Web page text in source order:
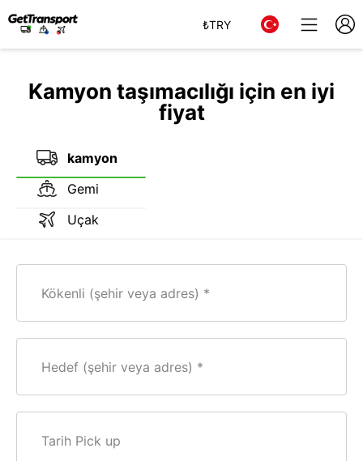
₺TRY
Kamyon taşımacılığı için en iyi
fiyat
kamyon
Gemi
Uçak
Kökenli (şehir veya adres)
Hedef (şehir veya adres)
Tarih Pick up